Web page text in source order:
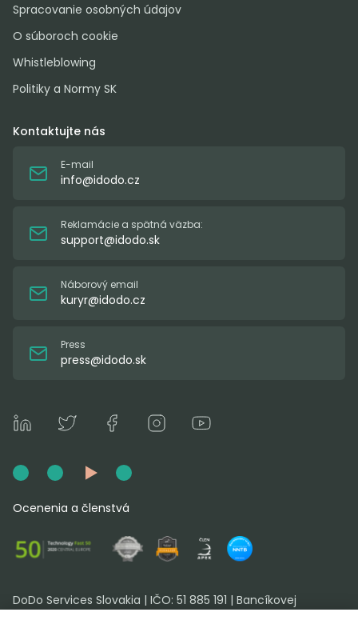
Spracovanie osobných údajov
O súboroch cookie
Whistleblowing
Politiky a Normy SK
Kontaktujte nás
E-mail
info@idodo.cz
Reklamácie a spätná väzba:
support@idodo.sk
Náborový email
kuryr@idodo.cz
Press
press@idodo.sk
Ocenenia a členstvá
DoDo Services Slovakia | IČO: 51 885 191 | Bancíkovej